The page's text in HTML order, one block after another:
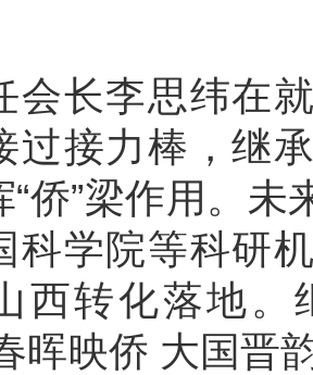
李思纬在就
过接力棒，继
“侨”梁作用。
科学院等科研
西转化落地
晖映侨 大国晋